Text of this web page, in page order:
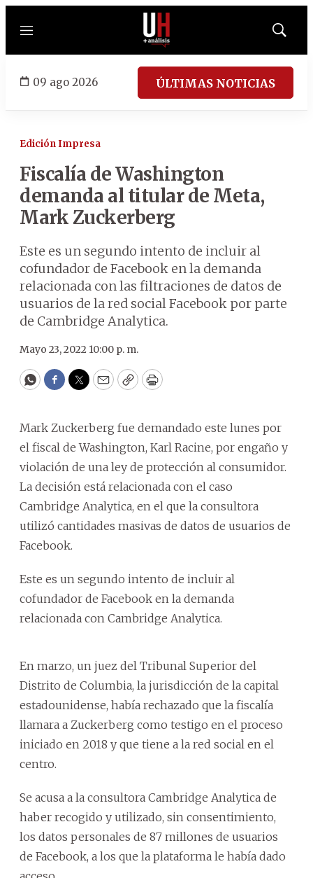
Menú
Mostrar
09 ago 2026 ÚLTIMAS NOTICIAS
Edición Impresa
Fiscalía de Washington
demanda al titular de Meta,
Mark Zuckerberg
Este es un segundo intento de incluir al
cofundador de Facebook en la demanda
relacionada con las filtraciones de datos de
usuarios de la red social Facebook por parte
de Cambridge Analytica.
Mayo 23, 2022 10:00 p. m.
WhatsApp
Facebook
Twitter
EmailCopyPrint
Mark Zuckerberg fue demandado este lunes por
el fiscal de Washington, Karl Racine, por engaño y
violación de una ley de protección al consumidor.
La decisión está relacionada con el caso
Cambridge Analytica, en el que la consultora
utilizó cantidades masivas de datos de usuarios de
Facebook.
Este es un segundo intento de incluir al
cofundador de Facebook en la demanda
relacionada con Cambridge Analytica.
En marzo, un juez del Tribunal Superior del
Distrito de Columbia, la jurisdicción de la capital
estadounidense, había rechazado que la fiscalía
llamara a Zuckerberg como testigo en el proceso
iniciado en 2018 y que tiene a la red social en el
centro.
Se acusa a la consultora Cambridge Analytica de
haber recogido y utilizado, sin consentimiento,
los datos personales de 87 millones de usuarios
de Facebook, a los que la plataforma le había dado